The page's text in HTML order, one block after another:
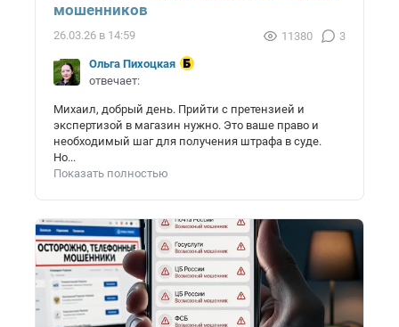
мошенников
26.03.26 в 14:59 11380 3
Ольга Пихоцкая
отвечает:
Михаил, добрый день. Прийти с претензией и
экспертизой в магазин нужно. Это ваше право и
необходимый шаг для получения штрафа в суде.
Но...
Показать полностью